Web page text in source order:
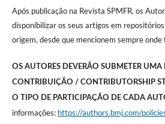
Após publicação na Revista SPMFR, os
disponibilizar os seus artigos em
origem, desde que mencionem sempre onde
OS AUTORES DEVERÃO SUBMETER UMA
CONTRIBUIÇÃO / CONTRIBUTORSHIP
O TIPO DE PARTICIPAÇÃO DE CADA
informações: https://authors.bmj.com/